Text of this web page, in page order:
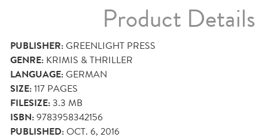
Product Details
PUBLISHER:GREENLIGHT PRESS
GENRE: KRIMIS & THRILLER
LANGUAGE:GERMAN
SIZE:117 PAGES
FILESIZE:3.3 MB
ISBN:9783958342156
PUBLISHED:OCT. 6, 2016